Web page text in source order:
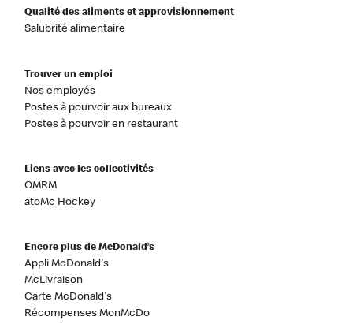
Qualité des aliments et approvisionnement
Salubrité alimentaire
Trouver un emploi
Nos employés
Postes à pourvoir aux bureaux
Postes à pourvoir en restaurant
Liens avec les collectivités
OMRM
atoMc Hockey
Encore plus de McDonald’s
Appli McDonald's
McLivraison
Carte McDonald's
Récompenses MonMcDo